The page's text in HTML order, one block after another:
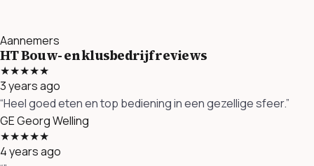
Aannemers
HT Bouw- en klusbedrijf reviews
★★★★★
3 years ago
“Heel goed eten en top bediening in een gezellige sfeer.”
GEGeorg Welling
★★★★★
4 years ago